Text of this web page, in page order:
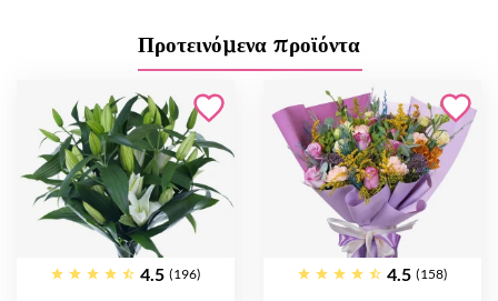
Προτεινόμενα προϊόντα
4.5 (196) 4.5 (158)